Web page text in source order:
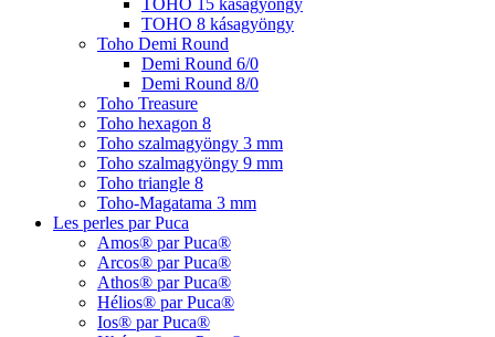
TOHO 15 kásagyöngy
TOHO 8 kásagyöngy
Toho Demi Round
Demi Round 6/0
Demi Round 8/0
Toho Treasure
Toho hexagon 8
Toho szalmagyöngy 3 mm
Toho szalmagyöngy 9 mm
Toho triangle 8
Toho-Magatama 3 mm
Les perles par Puca
Amos® par Puca®
Arcos® par Puca®
Athos® par Puca®
Hélios® par Puca®
Ios® par Puca®